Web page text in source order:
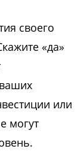
своего
«да»
или
могут